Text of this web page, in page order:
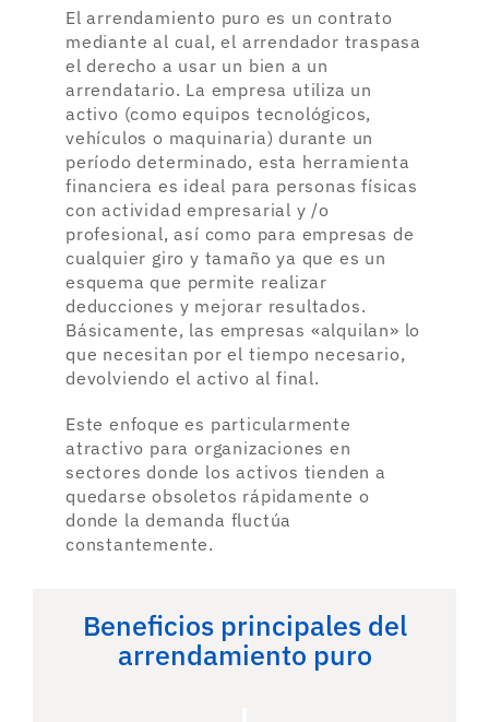
El arrendamiento puro es un contrato
mediante al cual, el arrendador traspasa
el derecho a usar un bien a un
arrendatario. La empresa utiliza un
activo (como equipos tecnológicos,
vehículos o maquinaria) durante un
período determinado, esta herramienta
financiera es ideal para personas físicas
con actividad empresarial y /o
profesional, así como para empresas de
cualquier giro y tamaño ya que es un
esquema que permite realizar
deducciones y mejorar resultados.
Básicamente, las empresas «alquilan» lo
que necesitan por el tiempo necesario,
devolviendo el activo al final.
Este enfoque es particularmente
atractivo para organizaciones en
sectores donde los activos tienden a
quedarse obsoletos rápidamente o
donde la demanda fluctúa
constantemente.
Beneficios principales del
arrendamiento puro